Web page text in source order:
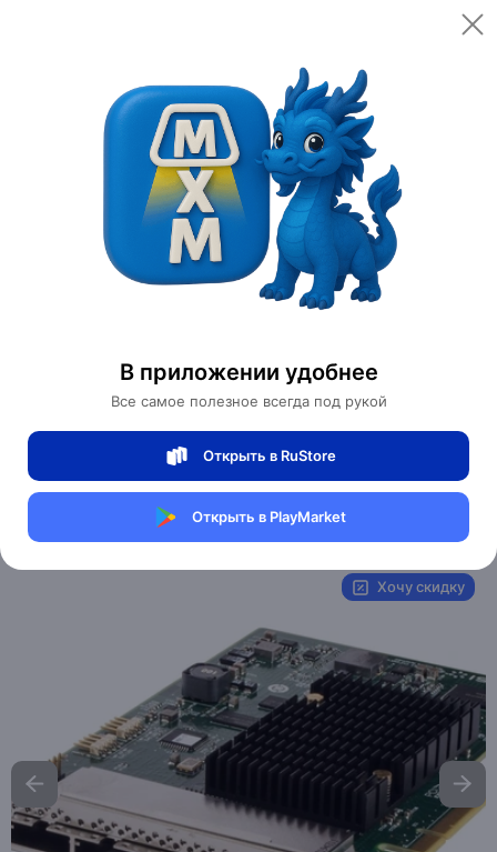
В приложении удобнее
Все самое полезное всегда под рукой
Открыть в RuStore
Открыть в PlayMarket
Открыть
Категории
Цифровая электроника
Компьютеры и комплектующие
LSI SAS 9201-16e SAS HBA Ref
0 отзывов 0
Магазин Help Dell/HP
Артикул:
Хочу скидку